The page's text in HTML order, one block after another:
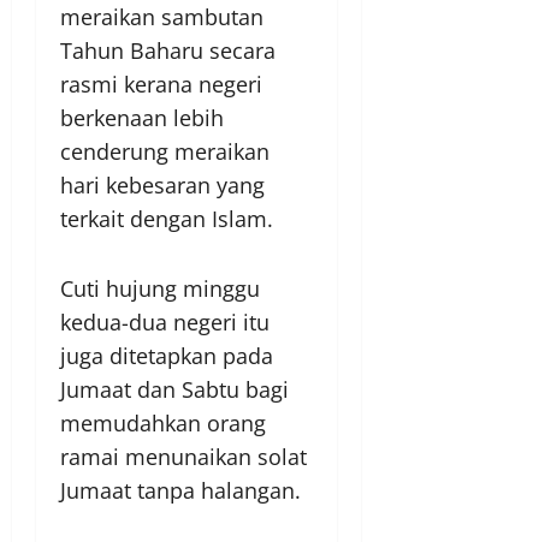
meraikan sambutan
Tahun Baharu secara
rasmi kerana negeri
berkenaan lebih
cenderung meraikan
hari kebesaran yang
terkait dengan Islam.
Cuti hujung minggu
kedua-dua negeri itu
juga ditetapkan pada
Jumaat dan Sabtu bagi
memudahkan orang
ramai menunaikan solat
Jumaat tanpa halangan.